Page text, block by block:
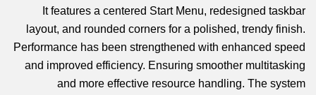
It features a centered Start Menu, redesigned taskbar
layout, and rounded corners for a polished, trendy finish.
Performance has been strengthened with enhanced speed
and improved efficiency. Ensuring smoother multitasking
and more effective resource handling. The system